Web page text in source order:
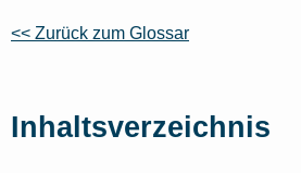
<< Zurück zum Glossar
Inhaltsverzeichnis